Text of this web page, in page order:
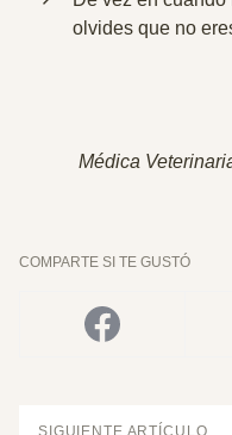
olvides que no
Médica
COMPARTE SI TE GUSTÓ
SIGUIENTE ARTÍCULO